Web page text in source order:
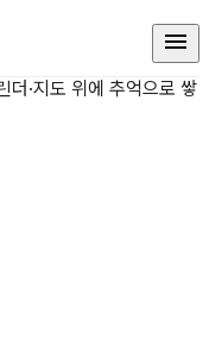
지를 적으
더·지도 위에 추억으로 쌓